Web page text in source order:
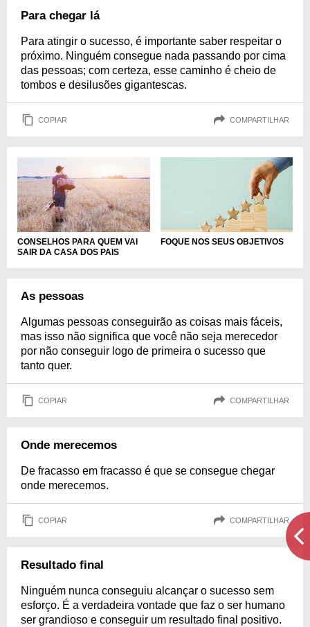
Para chegar lá
Para atingir o sucesso, é importante saber respeitar o
próximo. Ninguém consegue nada passando por cima
das pessoas; com certeza, esse caminho é cheio de
tombos e desilusões gigantescas.
COPIAR COMPARTILHAR
CONSELHOS PARA QUEM VAI
SAIR DA CASA DOS PAIS
FOQUE NOS SEUS OBJETIVOS
As pessoas
Algumas pessoas conseguirão as coisas mais fáceis,
mas isso não significa que você não seja merecedor
por não conseguir logo de primeira o sucesso que
tanto quer.
COPIAR COMPARTILHAR
Onde merecemos
De fracasso em fracasso é que se consegue chegar
onde merecemos.
COPIAR COMPARTILHAR
Resultado final
Ninguém nunca conseguiu alcançar o sucesso sem
esforço. É a verdadeira vontade que faz o ser humano
ser grandioso e conseguir um resultado final positivo.